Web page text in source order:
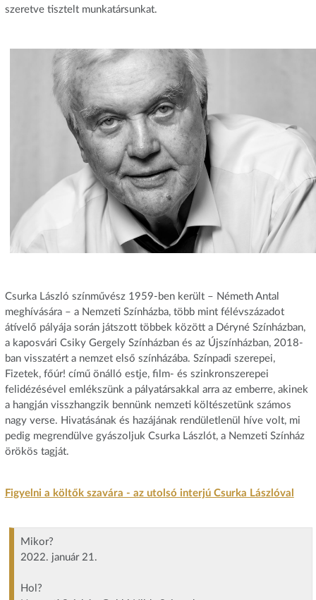
szeretve tisztelt munkatársunkat.
Csurka László színművész 1959-ben került – Németh Antal
meghívására – a Nemzeti Színházba, több mint félévszázadot
átívelő pályája során játszott többek között a Déryné Színházban,
a kaposvári Csiky Gergely Színházban és az Újszínházban, 2018-
ban visszatért a nemzet első színházába. Színpadi szerepei,
Fizetek, főúr! című önálló estje, film- és szinkronszerepei
felidézésével emlékszünk a pályatársakkal arra az emberre, akinek
a hangján visszhangzik bennünk nemzeti költészetünk számos
nagy verse. Hivatásának és hazájának rendületlenül híve volt, mi
pedig megrendülve gyászoljuk Csurka Lászlót, a Nemzeti Színház
örökös tagját.
Figyelni a költők szavára - az utolsó interjú Csurka Lászlóval
Mikor?
2022. január 21.
Hol?